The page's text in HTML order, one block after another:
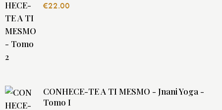
€22.00
CONHECE-TE A TI MESMO - Jnani Yoga -
Tomo I